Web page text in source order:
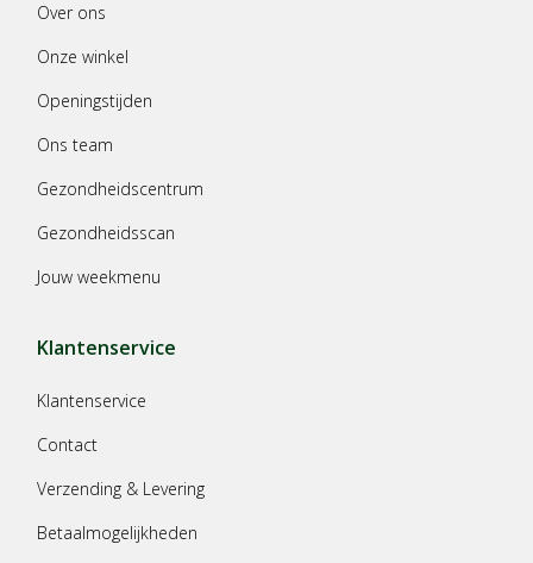
Over ons
Onze winkel
Openingstijden
Ons team
Gezondheidscentrum
Gezondheidsscan
Jouw weekmenu
Klantenservice
Klantenservice
Contact
Verzending & Levering
Betaalmogelijkheden